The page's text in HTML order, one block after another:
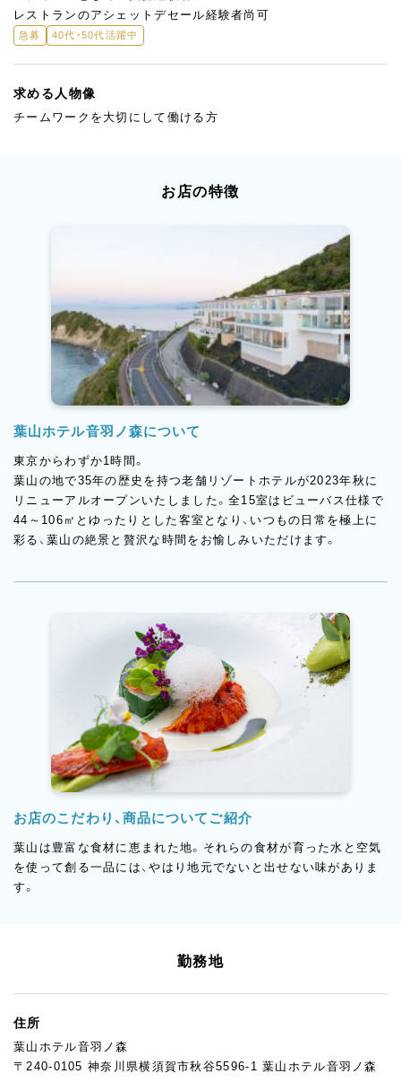
レストランのアシェットデセール経験者尚可
急募 40代・50代活躍中
求める人物像
チームワークを大切にして働ける方
お店の特徴
葉山ホテル音羽ノ森について
東京からわずか1時間。
葉山の地で35年の歴史を持つ老舗リゾートホテルが2023年秋に
リニューアルオープンいたしました。全15室はビューバス仕様で
44～106㎡とゆったりとした客室となり、いつもの日常を極上に
彩る、葉山の絶景と贅沢な時間をお愉しみいただけます。
お店のこだわり、商品についてご紹介
葉山は豊富な食材に恵まれた地。それらの食材が育った水と空気
を使って創る一品には、やはり地元でないと出せない味がありま
す。
勤務地
住所
葉山ホテル音羽ノ森
〒240-0105 神奈川県横須賀市秋谷5596-1 葉山ホテル音羽ノ森